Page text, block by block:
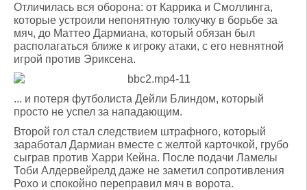
Отличилась вся оборона: от Каррика и Смоллинга,
которые устроили непонятную толкучку в борьбе за
мяч, до Маттео Дармиана, который обязан был
располагаться ближе к игроку атаки, с его невнятной
игрой против Эриксена.
... и потеря футболиста Дейли Блиндом, который
просто не успел за нападающим.
Второй гол стал следствием штрафного, который
заработал Дармиан вместе с желтой карточкой, грубо
сыграв против Харри Кейна. После подачи Ламелы
Тоби Алдервейрелд даже не заметил сопротивления
Рохо и спокойно переправил мяч в ворота.